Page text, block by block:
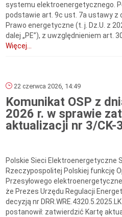
systemu elektroenergetycznego.
podstawie art. 9c ust. 7a ustawy z
Prawo energetyczne (t. j. Dz.U. z
dalej „PE”), z uwzględnieniem art.
Więcej...
22 czerwca 2026, 14:49
Komunikat OSP z
2026 r. w sprawie
aktualizacji nr 3/CK-
Polskie Sieci Elektroenergetyczne
Rzeczypospolitej Polskiej funkcję
Przesyłowego
że Prezes Urzędu Regulacji
decyzją nr
postanowił: zatwierdzić Kartę